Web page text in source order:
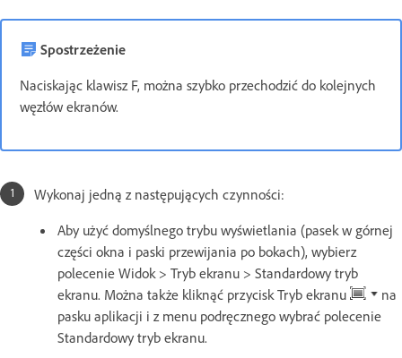
Spostrzeżenie
Naciskając klawisz F, można szybko przechodzić do kolejnych
węzłów ekranów.
Wykonaj jedną z następujących czynności:
Aby użyć domyślnego trybu wyświetlania (pasek w górnej
części okna i paski przewijania po bokach), wybierz
polecenie Widok > Tryb ekranu > Standardowy tryb
ekranu. Można także kliknąć przycisk Tryb ekranu
na
pasku aplikacji i z menu podręcznego wybrać polecenie
Standardowy tryb ekranu.